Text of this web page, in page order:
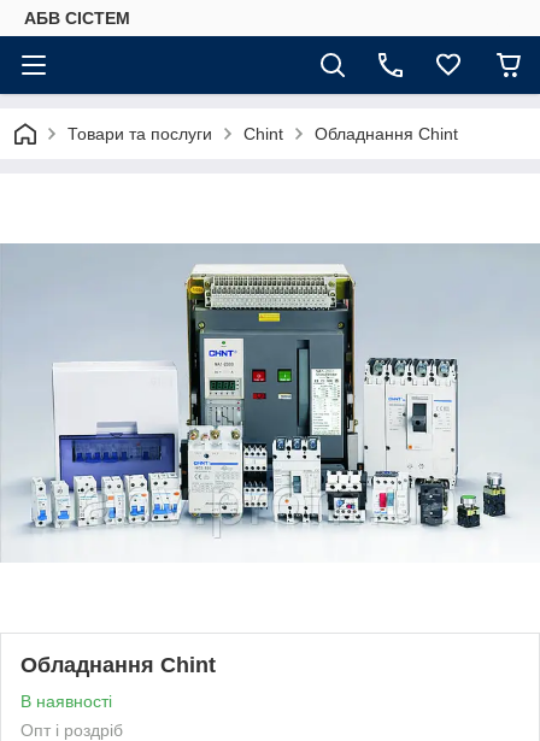
АБВ СІСТЕМ
Товари та послуги Chint Обладнання Chint
Обладнання Chint
В наявності
Опт і роздріб